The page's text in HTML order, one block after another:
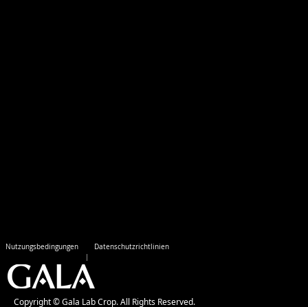
Nutzungsbedingungen Datenschutzrichtlinien
Copyright © Gala Lab Crop. All Rights Reserved.